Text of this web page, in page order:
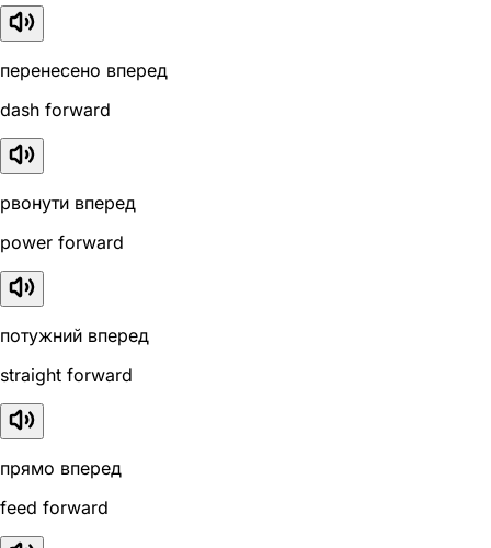
перенесено вперед
dash forward
рвонути вперед
power forward
потужний вперед
straight forward
прямо вперед
feed forward